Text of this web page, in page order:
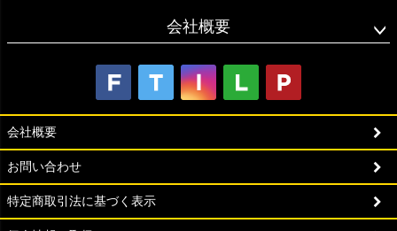
会社概要
会社概要
お問い合わせ
特定商取引法に基づく表示